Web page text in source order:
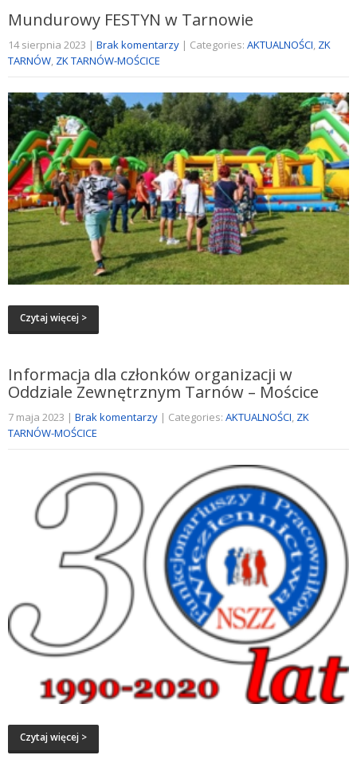
Mundurowy FESTYN w Tarnowie
14 sierpnia 2023 | Brak komentarzy | Categories: AKTUALNOŚCI, ZK
TARNÓW, ZK TARNÓW-MOŚCICE
Czytaj więcej >
Informacja dla członków organizacji w
Oddziale Zewnętrznym Tarnów – Mościce
7 maja 2023 | Brak komentarzy | Categories: AKTUALNOŚCI, ZK
TARNÓW-MOŚCICE
Czytaj więcej >